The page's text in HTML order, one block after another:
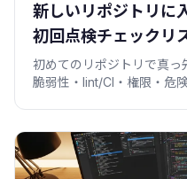
新しいリポジトリに
初回点検チェックリ
初めてのリポジトリで真っ
脆弱性・lint/CI・権限・危